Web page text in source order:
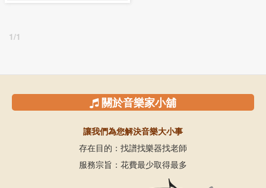
1/1
關於音樂家小舖
讓我們為您解決音樂大小事
存在目的：找譜找樂器找老師
服務宗旨：花費最少取得最多